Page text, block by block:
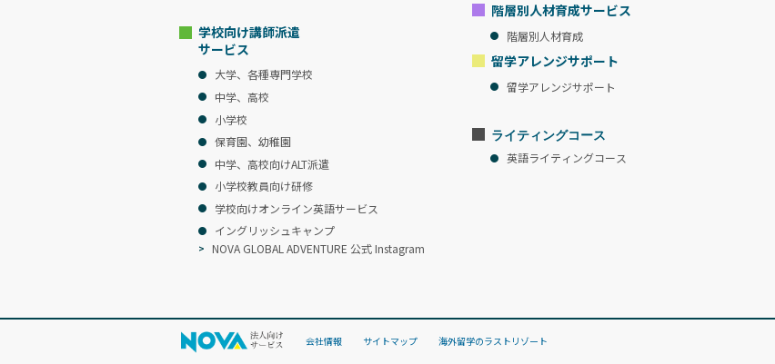
学校向け講師派遣
サービス
大学、各種専門学校
中学、高校
小学校
保育園、幼稚園
中学、高校向けALT派遣
小学校教員向け研修
学校向けオンライン英語サービス
イングリッシュキャンプ
NOVA GLOBAL ADVENTURE 公式 Instagram
階層別人材育成サービス
階層別人材育成
留学アレンジサポート
留学アレンジサポート
ライティングコース
英語ライティングコース
会社情報 サイトマップ 海外留学のラストリゾート